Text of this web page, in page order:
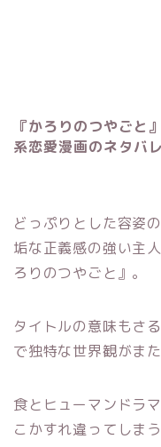
『かろりのつやごと
系恋愛漫画のネタバ
どっぷりとした容姿
垢な正義感の強い主
ろりのつやごと』。
タイトルの意味もさ
で独特な世界観がまた
食とヒューマンドラ
こかすれ違ってしま